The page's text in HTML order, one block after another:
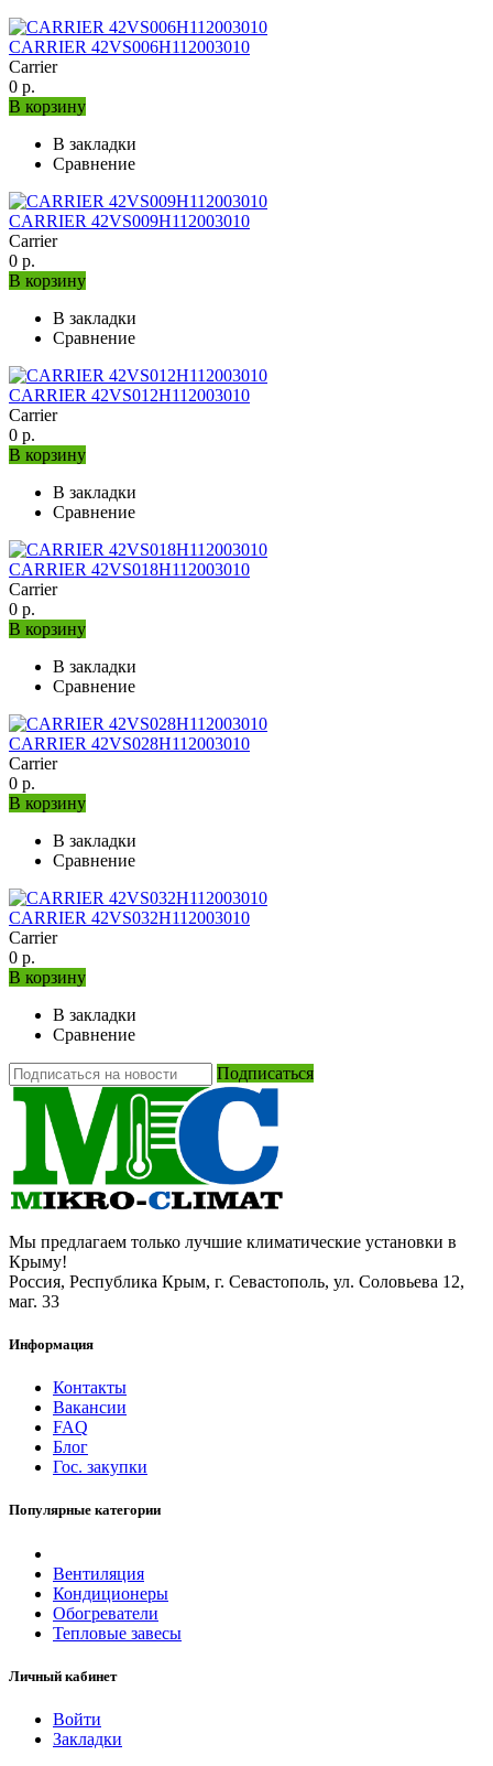
CARRIER 42VS006H112003010
Carrier
0 р.
В корзину
В закладки
Сравнение
CARRIER 42VS009H112003010
Carrier
0 р.
В корзину
В закладки
Сравнение
CARRIER 42VS012H112003010
Carrier
0 р.
В корзину
В закладки
Сравнение
CARRIER 42VS018H112003010
Carrier
0 р.
В корзину
В закладки
Сравнение
CARRIER 42VS028H112003010
Carrier
0 р.
В корзину
В закладки
Сравнение
CARRIER 42VS032H112003010
Carrier
0 р.
В корзину
В закладки
Сравнение
Подписаться
Мы предлагаем только лучшие климатические установки в
Крыму!
Россия, Республика Крым, г. Севастополь, ул. Соловьева 12,
маг. 33
Информация
Контакты
Вакансии
FAQ
Блог
Гос. закупки
Популярные категории
Вентиляция
Кондиционеры
Обогреватели
Тепловые завесы
Личный кабинет
Войти
Закладки